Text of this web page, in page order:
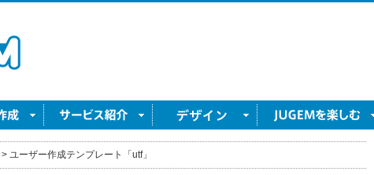
> ユーザー作成テンプレート「utf」